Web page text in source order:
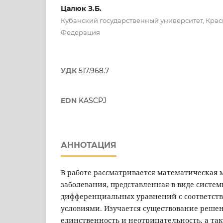
Цалюк З.Б.
Кубанский государственный университет,
Федерация
УДК 517.968.7
EDN KASCPJ
АННОТАЦИЯ
В работе рассматривается
заболевания, представленная в виде
дифференциальных уравнений с
условиями. Изучается существование
единственность и неотрицательность, а